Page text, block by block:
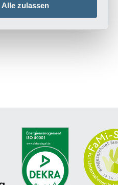
Alle zulassen